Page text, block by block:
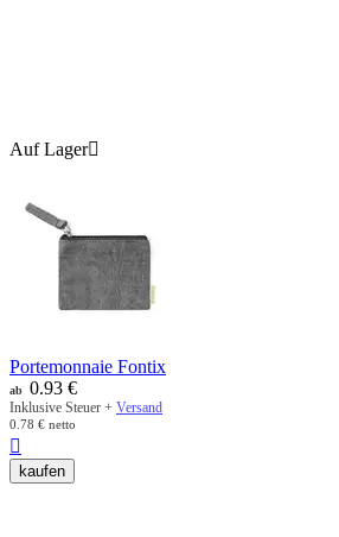
Auf Lager
Portemonnaie Fontix
ab 0.93 €
Inklusive Steuer + Versand
0.78 € netto

kaufen